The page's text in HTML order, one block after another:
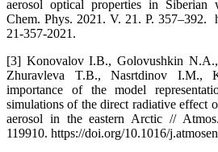
aerosol optical properties in
Chem. Phys. 2021. V. 21. P. 357–392.
21-357-2021.
[3] Konovalov I.B., Golovushkin
Zhuravleva T.B., Nasrtdinov I.M.,
importance of the model
simulations of the direct radiative effect
aerosol in the eastern Arctic //
119910. https://doi.org/10.1016/